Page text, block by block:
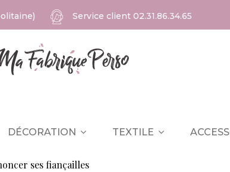
Service client 02.31.86.34.65
DÉCORATION TEXTILE
ses fiançailles